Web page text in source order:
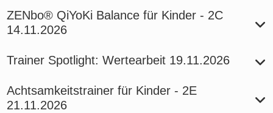
ZENbo® QiYoKi Balance für Kinder - 2C
14.11.2026
Trainer Spotlight: Wertearbeit 19.11.2026
Achtsamkeitstrainer für Kinder - 2E
21.11.2026